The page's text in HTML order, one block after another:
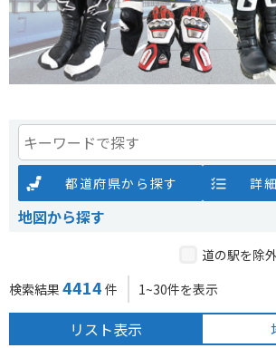
都道府県から探す 詳
地図から探す
道の駅を除外
検索結果 4414 件 1~30件を表示
リスト表示